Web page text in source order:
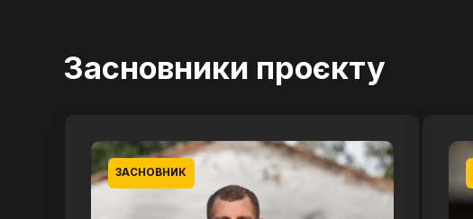
Засновники проєкту
ЗАСНОВНИК